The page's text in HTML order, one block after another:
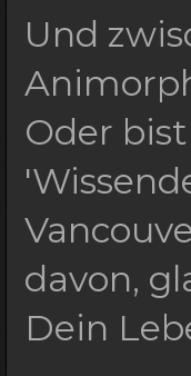
Und
Oder
davon,
Dein